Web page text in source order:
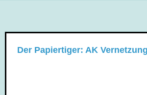
Der Papiertiger: AK Vernetzung